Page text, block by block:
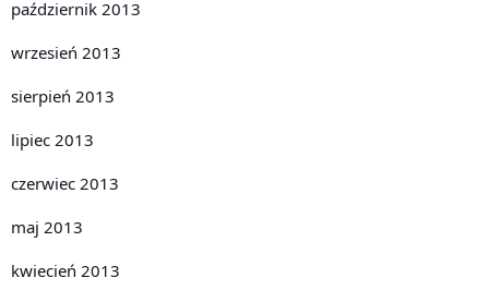
październik 2013
wrzesień 2013
sierpień 2013
lipiec 2013
czerwiec 2013
maj 2013
kwiecień 2013